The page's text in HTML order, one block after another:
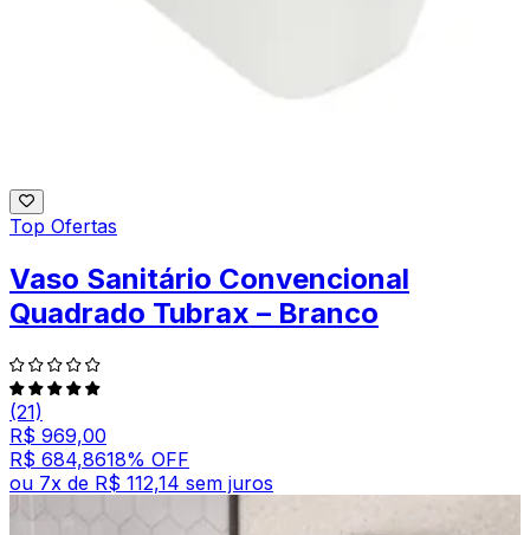
Top Ofertas
Vaso Sanitário Convencional
Quadrado Tubrax – Branco
(21)
R$ 969,00
R$ 684,8618% OFF
ou 7x de R$ 112,14 sem juros